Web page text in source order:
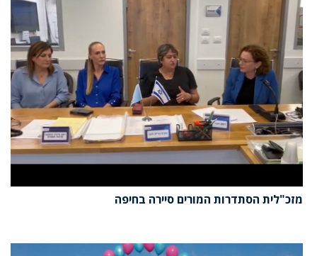
מזכ"לית הסתדרות המורים סיירה בחיפה